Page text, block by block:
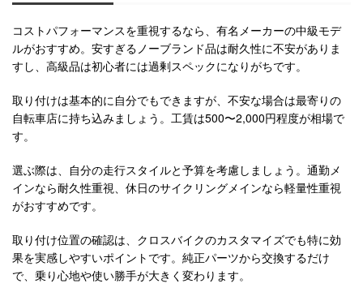
コストパフォーマンスを重視するなら、有名メーカーの中級モデ
ルがおすすめ。安すぎるノーブランド品は耐久性に不安がありま
すし、高級品は初心者には過剰スペックになりがちです。
取り付けは基本的に自分でもできますが、不安な場合は最寄りの
自転車店に持ち込みましょう。工賃は500〜2,000円程度が相場で
す。
選ぶ際は、自分の走行スタイルと予算を考慮しましょう。通勤メ
インなら耐久性重視、休日のサイクリングメインなら軽量性重視
がおすすめです。
取り付け位置の確認は、クロスバイクのカスタマイズでも特に効
果を実感しやすいポイントです。純正パーツから交換するだけ
で、乗り心地や使い勝手が大きく変わります。